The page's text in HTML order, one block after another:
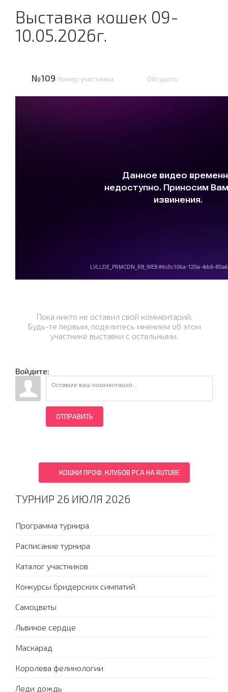
Выставка кошек 09-
10.05.2026г.
№109 Номер участника Обсудить
Пока никто не оставил свой комментарий.
Будь-те первым, поделитесь мнением об этом
участнике выставки с остальными.
Войдите:
ОТПРАВИТЬ
КОШКИ ПРОФ. КЛУБОВ PCA НА RUTUBE
ТУРНИР 26 ИЮЛЯ 2026
Программа турнира
Расписание турнира
Каталог участников
Конкурсы бридерских симпатий
Самоцветы
Львиное сердце
Маскарад
Королева фелинологии
Леди дождь